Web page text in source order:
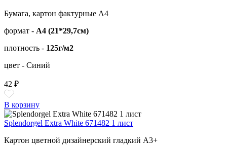
Бумага, картон фактурные А4
формат - А4 (21*29,7см)
плотность - 125г/м2
цвет - Синий
42 ₽
В корзину
Splendorgel Extra White 671482 1 лист
Картон цветной дизайнерский гладкий А3+